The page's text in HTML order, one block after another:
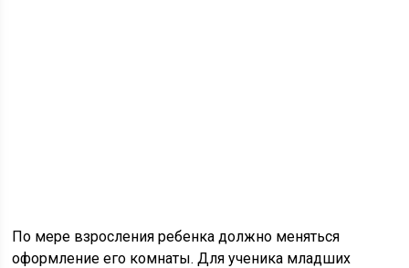
По мере взросления ребенка должно меняться
оформление его комнаты. Для ученика младших